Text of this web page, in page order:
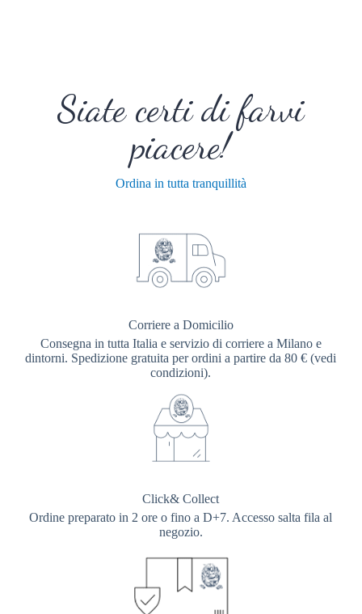
Siate certi di farvi
piacere!
Ordina in tutta tranquillità
Corriere a Domicilio
Consegna in tutta Italia e servizio di corriere a Milano e
dintorni. Spedizione gratuita per ordini a partire da 80 € (vedi
condizioni).
Click& Collect
Ordine preparato in 2 ore o fino a D+7. Accesso salta fila al
negozio.